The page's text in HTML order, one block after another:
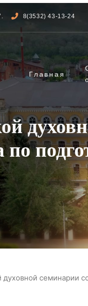
8(3532) 43-13-24
Главная
по
духовной семинарии